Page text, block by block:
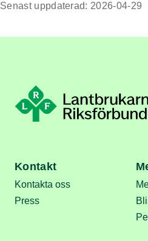
Senast uppdaterad: 2026-04-29
Kontakt
Kontakta oss
Press